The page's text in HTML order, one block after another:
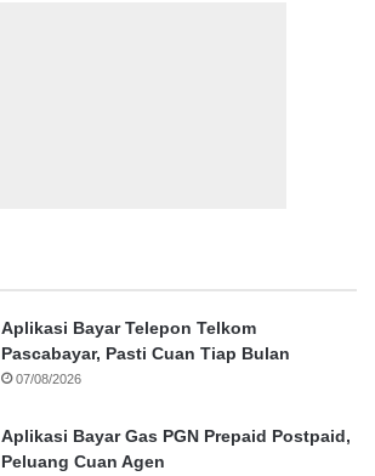
Aplikasi Bayar Telepon Telkom
Pascabayar, Pasti Cuan Tiap Bulan
07/08/2026
Aplikasi Bayar Gas PGN Prepaid Postpaid,
Peluang Cuan Agen